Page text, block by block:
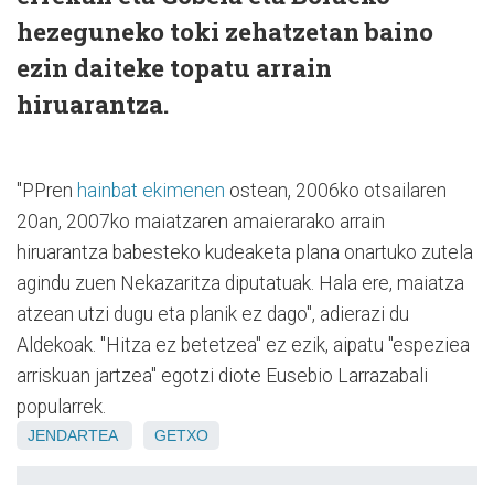
hezeguneko toki zehatzetan baino
ezin daiteke topatu arrain
hiruarantza.
"PPren hainbat ekimenen ostean, 2006ko otsailaren
20an, 2007ko maiatzaren amaierarako arrain
hiruarantza babesteko kudeaketa plana onartuko zutela
agindu zuen Nekazaritza diputatuak. Hala ere, maiatza
atzean utzi dugu eta planik ez dago", adierazi du
Aldekoak. "Hitza ez betetzea" ez ezik, aipatu "espeziea
arriskuan jartzea" egotzi diote Eusebio Larrazabali
popularrek.
JENDARTEA GETXO